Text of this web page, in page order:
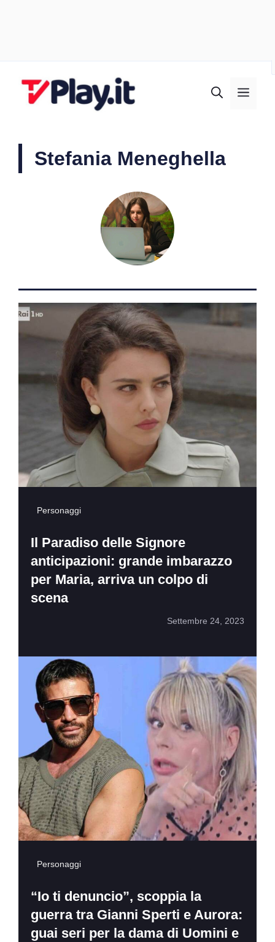
Stefania Meneghella
Personaggi
Il Paradiso delle Signore
anticipazioni: grande imbarazzo
per Maria, arriva un colpo di
scena
Settembre 24, 2023
Personaggi
“Io ti denuncio”, scoppia la
guerra tra Gianni Sperti e Aurora:
guai seri per la dama di Uomini e